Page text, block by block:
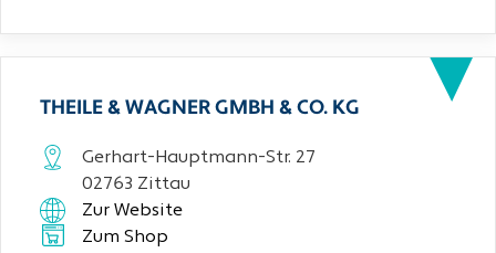
THEILE & WAGNER GMBH & CO. KG
Gerhart-Hauptmann-Str. 27
02763 Zittau
Zur Website
Zum Shop